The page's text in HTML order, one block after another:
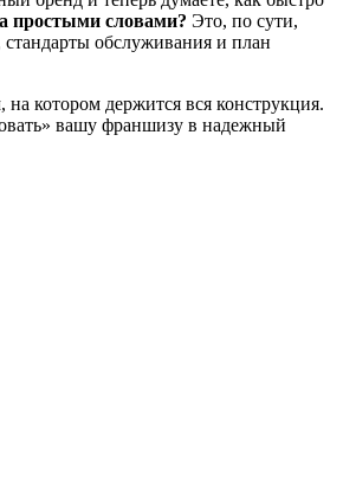
простыми словами? Это, по сути,
обслуживания и план
котором держится вся конструкция.
вашу франшизу в надежный